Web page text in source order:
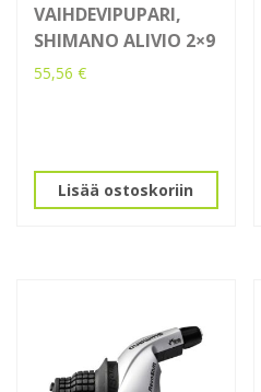
VAIHDEVIPUPARI,
SHIMANO ALIVIO 2×9
55,56 €
Lisää ostoskoriin